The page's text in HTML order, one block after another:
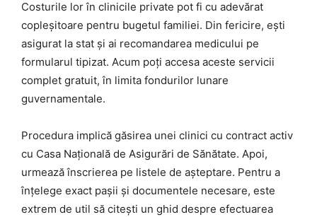
Costurile lor în clinicile private pot fi cu adevărat
copleșitoare pentru bugetul familiei. Din fericire, ești
asigurat la stat și ai recomandarea medicului pe
formularul tipizat. Acum poți accesa aceste servicii
complet gratuit, în limita fondurilor lunare
guvernamentale.
Procedura implică găsirea unei clinici cu contract activ
cu Casa Națională de Asigurări de Sănătate. Apoi,
urmează înscrierea pe listele de așteptare. Pentru a
înțelege exact pașii și documentele necesare, este
extrem de util să citești un ghid despre efectuarea